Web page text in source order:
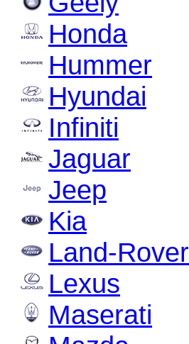
Honda
Hummer
Hyundai
Infiniti
Jaguar
Jeep
Kia
Land-Rover
Lexus
Maserati